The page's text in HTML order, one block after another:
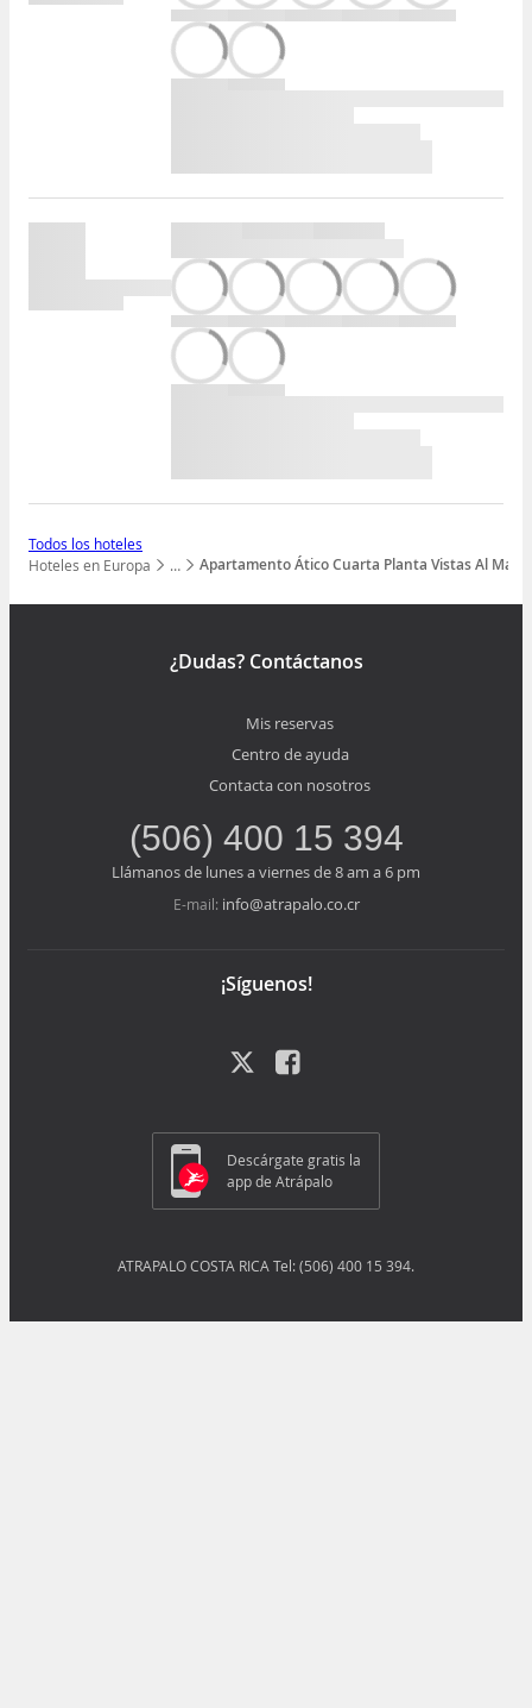
Todos los hoteles
…
Mostrar todos los niveles
Hoteles en Europa Apartamento Ático Cuarta Planta Vistas Al Mar
¿Dudas? Contáctanos
Mis reservas
Centro de ayuda
Contacta con nosotros
(506) 400 15 394
Llámanos de lunes a viernes de 8 am a 6 pm
E-mail: info@atrapalo.co.cr
¡Síguenos!
Descárgate gratis la
app de Atrápalo
ATRAPALO COSTA RICA Tel: (506) 400 15 394.